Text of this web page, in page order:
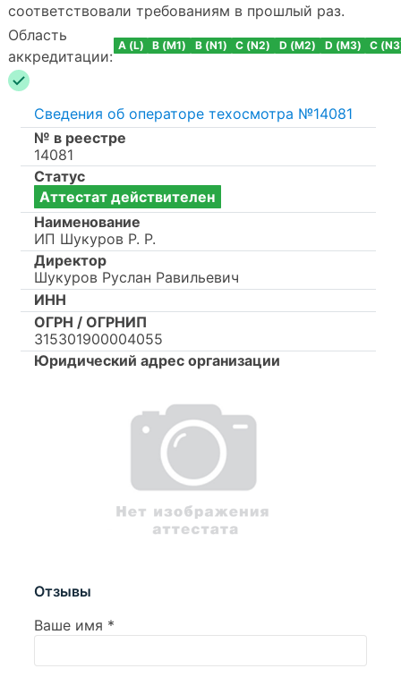
соответствовали требованиям в прошлый раз.
Область
аккредитации:
A (L) B (M1) B (N1) C (N2) D (M2) D (M3) C
Сведения об операторе техосмотра №14081
№ в реестре
14081
Статус
Аттестат действителен
Наименование
ИП Шукуров Р. Р.
Директор
Шукуров Руслан Равильевич
ИНН
ОГРН / ОГРНИП
315301900004055
Юридический адрес организации
Отзывы
Ваше имя *